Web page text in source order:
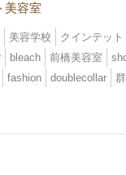
美容室
美容学校 クインテット
bleach 前橋美容室
fashion doublecollar